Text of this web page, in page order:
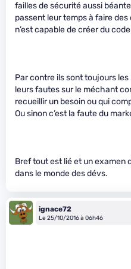
failles de sécurité aussi
passent leur temps à faire
n’est capable de créer du
Par contre ils sont toujours
leurs fautes sur le méchant
recueillir un besoin ou qui
Ou sinon c’est la faute du
Bref tout est lié et un examen
dans le monde des dévs.
ignace72
Le 25/10/2016 à 06h46